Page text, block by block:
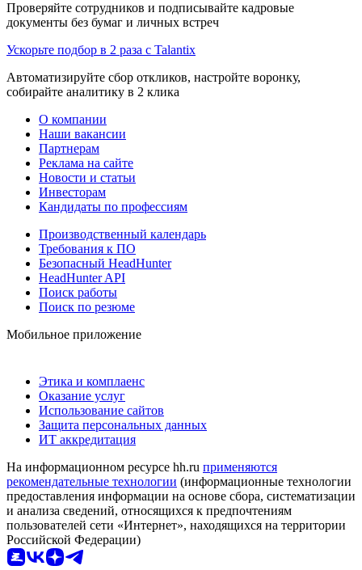
Проверяйте сотрудников и подписывайте кадровые
документы без бумаг и личных встреч
Ускорьте подбор в 2 раза с Talantix
Автоматизируйте сбор откликов, настройте воронку,
собирайте аналитику в 2 клика
О компании
Наши вакансии
Партнерам
Реклама на сайте
Новости и статьи
Инвесторам
Кандидаты по профессиям
Производственный календарь
Требования к ПО
Безопасный HeadHunter
HeadHunter API
Поиск работы
Поиск по резюме
Мобильное приложение
Этика и комплаенс
Оказание услуг
Использование сайтов
Защита персональных данных
ИТ аккредитация
На информационном ресурсе hh.ru применяются
рекомендательные технологии (информационные технологии
предоставления информации на основе сбора, систематизации
и анализа сведений, относящихся к предпочтениям
пользователей сети «Интернет», находящихся на территории
Российской Федерации)